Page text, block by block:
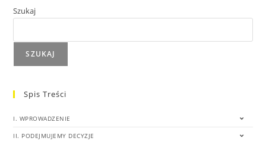
Szukaj
SZUKAJ
Spis Treści
I. WPROWADZENIE
II. PODEJMUJEMY DECYZJE